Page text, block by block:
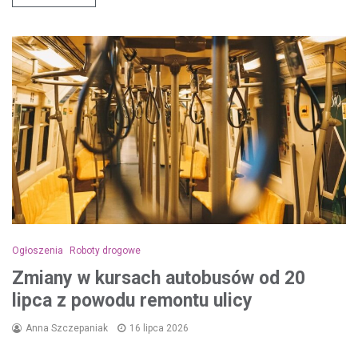
Ogłoszenia Roboty drogowe
Zmiany w kursach autobusów od 20
lipca z powodu remontu ulicy
Anna Szczepaniak 16 lipca 2026